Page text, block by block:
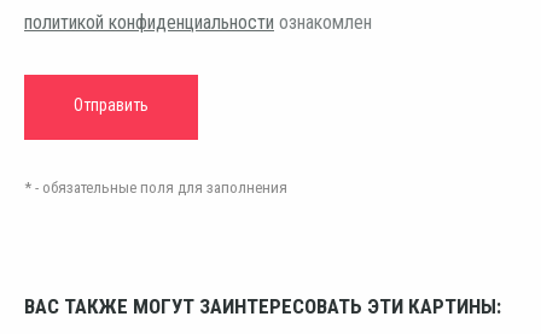
политикой конфиденциальности ознакомлен
* - обязательные поля для заполнения
ВАС ТАКЖЕ МОГУТ ЗАИНТЕРЕСОВАТЬ ЭТИ КАРТИНЫ: